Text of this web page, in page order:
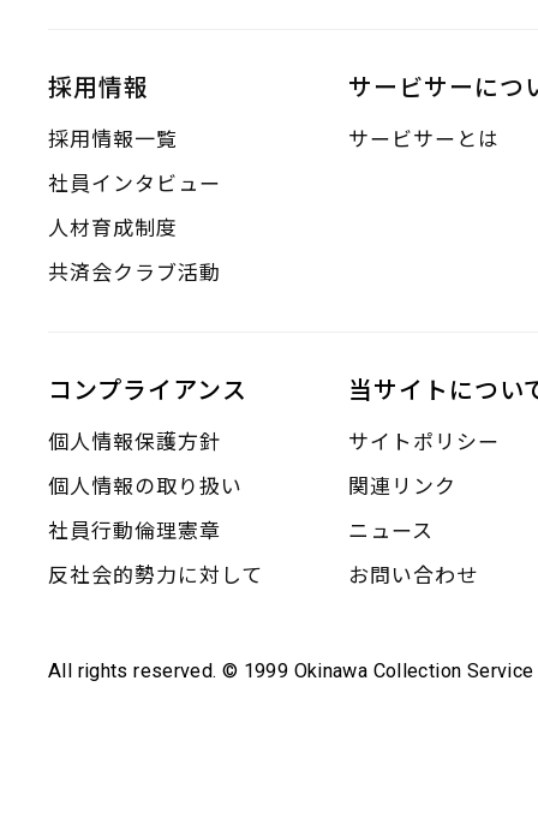
採用情報
採用情報一覧
社員インタビュー
人材育成制度
共済会クラブ活動
サービサーにつ
サービサーとは
コンプライアンス
個人情報保護方針
個人情報の取り扱い
社員行動倫理憲章
反社会的勢力に対して
当サイトについ
サイトポリシー
関連リンク
ニュース
お問い合わせ
All rights reserved. © 1999 Okinawa Collection Service